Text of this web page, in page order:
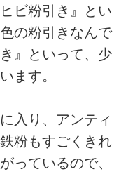
ビ粉引き』とい
の粉引きなんで
』といって、少
ます。
入り、アンティ
粉もすごくきれ
っているので、